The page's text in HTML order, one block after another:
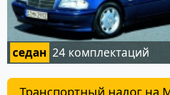
седан 24 комплектаций